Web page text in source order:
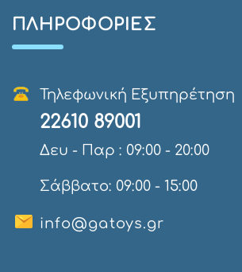
ΠΛΗΡΟΦΟΡΊΕΣ
Τηλεφωνική Εξυπηρέτηση
22610 89001
Δευ - Παρ : 09:00 - 20:00
Σάββατο: 09:00 - 15:00
info@gatoys.gr